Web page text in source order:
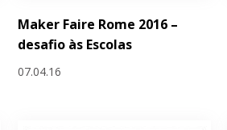
Maker Faire Rome 2016 –
desafio às Escolas
07.04.16